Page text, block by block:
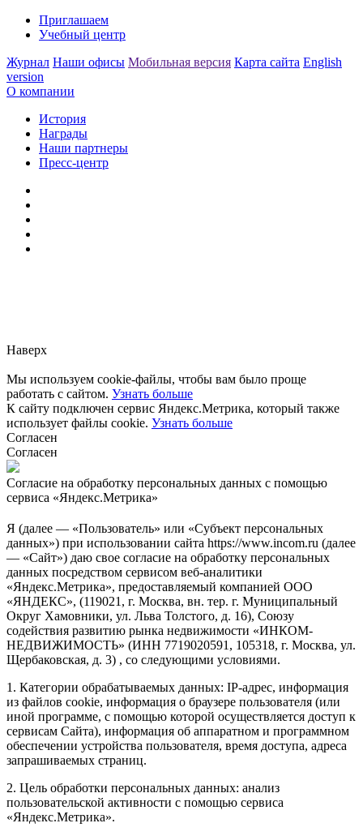
Приглашаем
Учебный центр
Журнал Наши офисы Мобильная версия Карта сайта English
version
О компании
История
Награды
Наши партнеры
Пресс-центр
Наверх
Мы используем cookie-файлы, чтобы вам было проще
работать с сайтом. Узнать больше
К сайту подключен сервис Яндекс.Метрика, который также
использует файлы cookie. Узнать больше
Согласен
Согласен
Согласие на обработку персональных данных с помощью
сервиса «Яндекс.Метрика»
Я (далее — «Пользователь» или «Субъект персональных
данных») при использовании сайта https://www.incom.ru (далее
— «Сайт») даю свое согласие на обработку персональных
данных посредством сервисом веб-аналитики
«Яндекс.Метрика», предоставляемый компанией ООО
«ЯНДЕКС», (119021, г. Москва, вн. тер. г. Муниципальный
Округ Хамовники, ул. Льва Толстого, д. 16), Союзу
содействия развитию рынка недвижимости «ИНКОМ-
НЕДВИЖИМОСТЬ» (ИНН 7719020591, 105318, г. Москва, ул.
Щербаковская, д. 3) , со следующими условиями.
1. Категории обрабатываемых данных: IP-адрес, информация
из файлов cookie, информация о браузере пользователя (или
иной программе, с помощью которой осуществляется доступ к
сервисам Сайта), информация об аппаратном и программном
обеспечении устройства пользователя, время доступа, адреса
запрашиваемых страниц.
2. Цель обработки персональных данных: анализ
пользовательской активности с помощью сервиса
«Яндекс.Метрика».